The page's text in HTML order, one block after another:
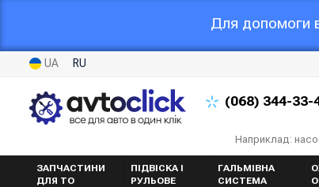
Для допомоги
UA RU
(068) 344-33-
Наприклад:
ЗАПЧАСТИНИ
ДЛЯ ТО
ПІДВІСКА І
РУЛЬОВЕ
ГАЛЬМІВНА
СИСТЕМА